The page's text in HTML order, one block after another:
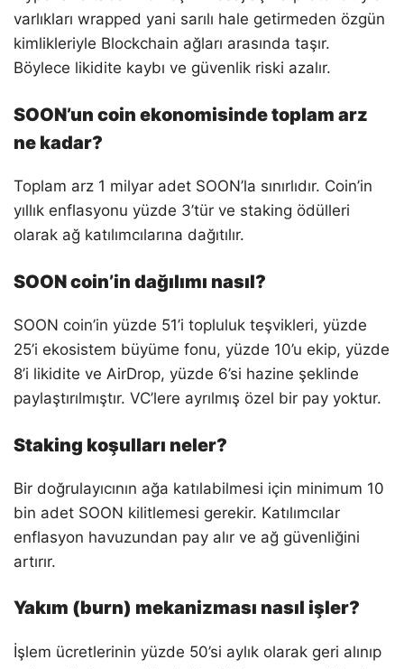
varlıkları wrapped yani sarılı hale getirmeden özgün
kimlikleriyle Blockchain ağları arasında taşır.
Böylece likidite kaybı ve güvenlik riski azalır.
SOON’un coin ekonomisinde toplam arz
ne kadar?
Toplam arz 1 milyar adet SOON’la sınırlıdır. Coin’in
yıllık enflasyonu yüzde 3’tür ve staking ödülleri
olarak ağ katılımcılarına dağıtılır.
SOON coin’in dağılımı nasıl?
SOON coin’in yüzde 51’i topluluk teşvikleri, yüzde
25’i ekosistem büyüme fonu, yüzde 10’u ekip, yüzde
8’i likidite ve AirDrop, yüzde 6’si hazine şeklinde
paylaştırılmıştır. VC’lere ayrılmış özel bir pay yoktur.
Staking koşulları neler?
Bir doğrulayıcının ağa katılabilmesi için minimum 10
bin adet SOON kilitlemesi gerekir. Katılımcılar
enflasyon havuzundan pay alır ve ağ güvenliğini
artırır.
Yakım (burn) mekanizması nasıl işler?
İşlem ücretlerinin yüzde 50’si aylık olarak geri alınıp